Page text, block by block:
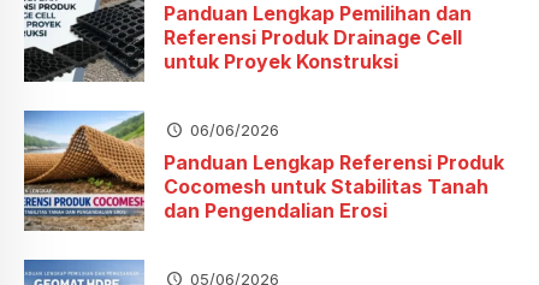
Panduan Lengkap Pemilihan dan
Referensi Produk Drainage Cell
untuk Proyek Konstruksi
06/06/2026
Panduan Lengkap Referensi Produk
Cocomesh untuk Stabilitas Tanah
dan Pengendalian Erosi
05/06/2026